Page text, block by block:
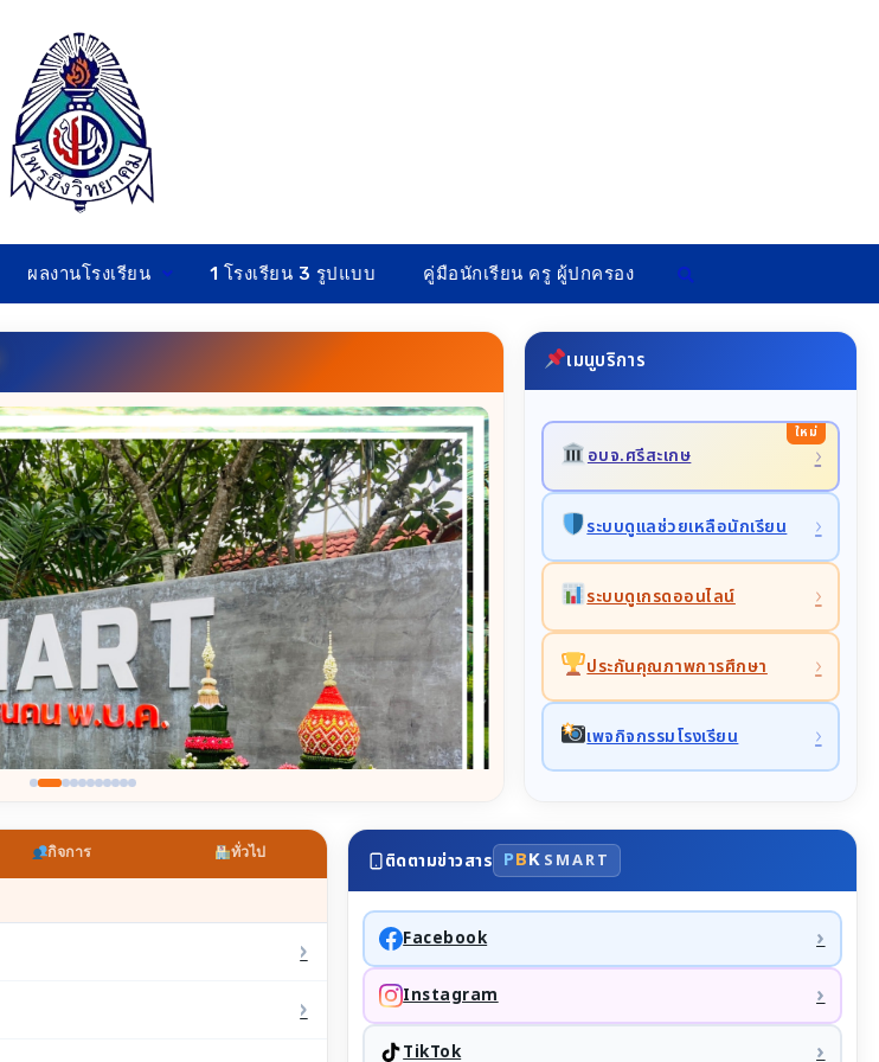
ผลงานโรงเรียน 1 โรงเรียน 3 รูปแบบ คู่มือนักเรียน ครู ผู้ปกครอง
เมนูบริการ
อบจ.ศรีสะเกษ ›
ระบบดูแลช่วยเหลือนักเรียน ›
ระบบดูเกรดออนไลน์ ›
ประกันคุณภาพการศึกษา ›
เพจกิจกรรมโรงเรียน ›
กิจการ ทั่วไป
›
›
ติดตามข่าวสาร PBK SMART
Facebook ›
Instagram ›
TikTok ›